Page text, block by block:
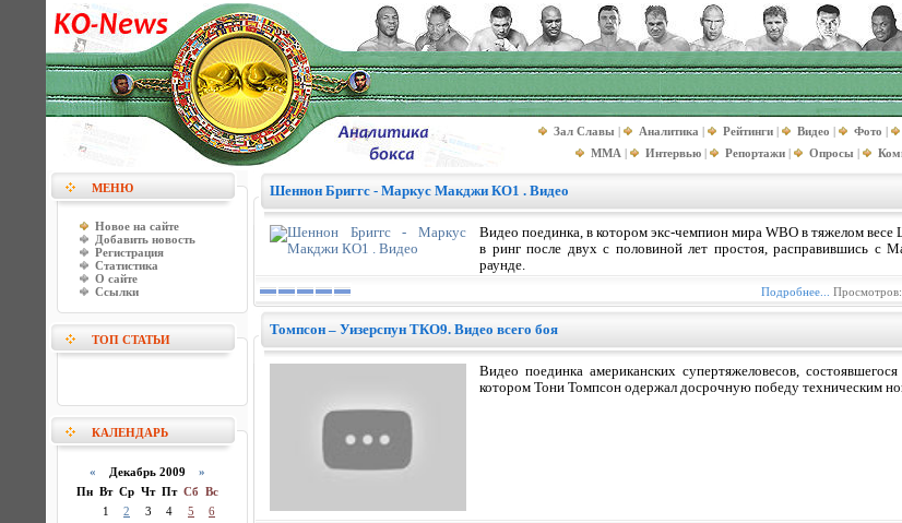
Зал Славы | Аналитика | Рейтинги | Видео | Фото |
MMA | Интервью | Репортажи | Опросы |
МЕНЮ
Новое на сайте
Добавить новость
Регистрация
Статистика
О сайте
Ссылки
ТОП СТАТЬИ
КАЛЕНДАРЬ
« Декабрь 2009 »
Пн Вт Ср Чт Пт Сб Вс
1
2 3 4 5
6
Шеннон Бриггс - Маркус Макджи КО1 . Видео
Видео поединка, в котором экс-чемпион мира WBO в тяжелом
в ринг после двух с половиной лет простоя, расправившись
раунде.
Подробнее...
Томпсон – Уизерспун ТКО9. Видео всего боя
Видео поединка американских супертяжеловесов,
котором Тони Томпсон одержал досрочную победу техническим